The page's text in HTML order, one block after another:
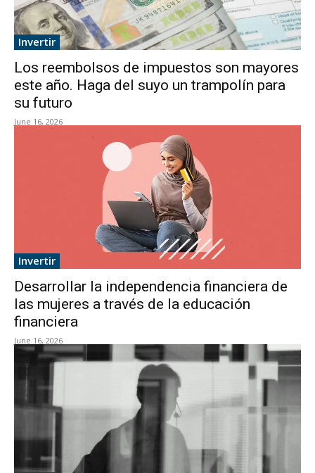
Invertir
Los reembolsos de impuestos son mayores
este año. Haga del suyo un trampolín para
su futuro
June 16, 2026
Invertir
Desarrollar la independencia financiera de
las mujeres a través de la educación
financiera
June 16, 2026